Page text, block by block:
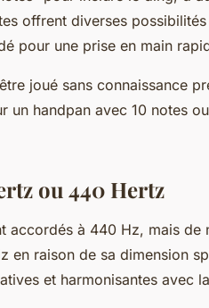
offrent diverses
pour une prise en main
joué sans connaissance
un handpan avec 10 notes
ou 440 Hertz
accordés à 440 Hz, mais de
en raison de sa dimension
et harmonisantes avec